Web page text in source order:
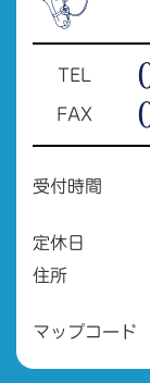
TEL
FAX
受付時間
定休日
住所
マップコード